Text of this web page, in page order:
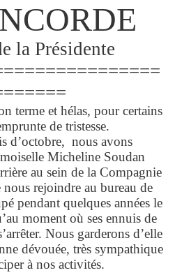
la Présidente
terme et hélas, pour certains
de tristesse.
d’octobre, nous avons
Micheline Soudan
au sein de la Compagnie
rejoindre au bureau de
pendant quelques années le
moment où ses ennuis de
Nous garderons d’elle
dévouée, très sympathique
à nos activités.